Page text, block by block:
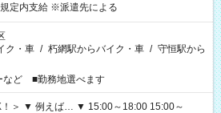
定内支給 ※派遣先による
ク・車 / 朽網駅からバイク・車 / 守恒駅から
など ■勤務地選べます
15:00～